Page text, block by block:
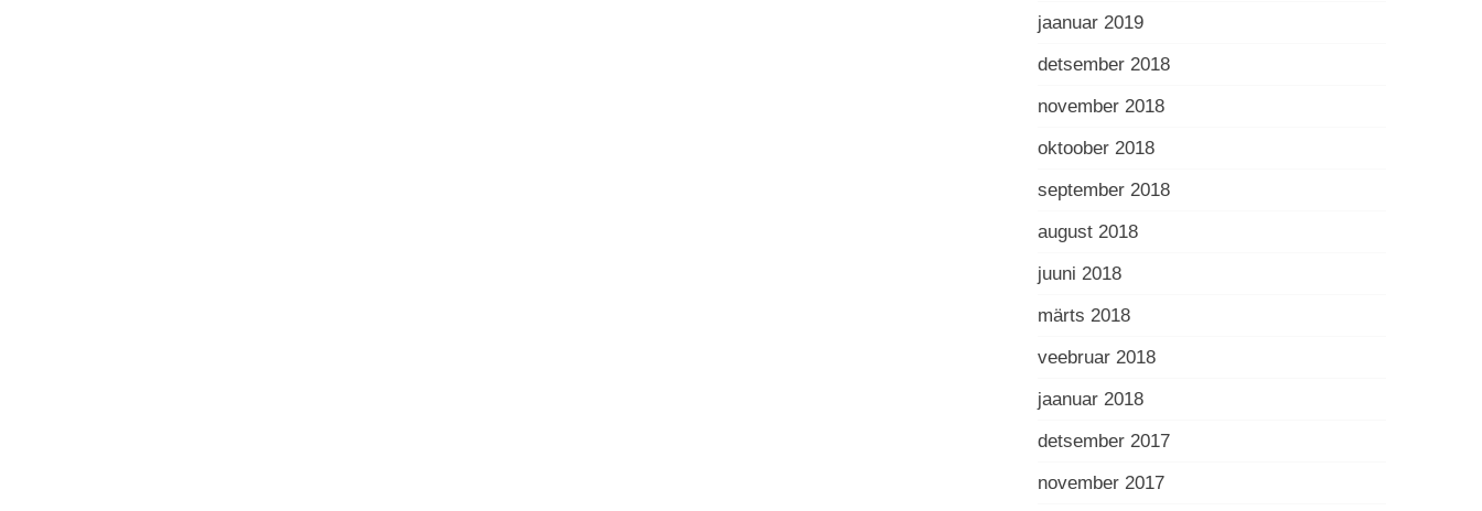
jaanuar 2019
detsember 2018
november 2018
oktoober 2018
september 2018
august 2018
juuni 2018
märts 2018
veebruar 2018
jaanuar 2018
detsember 2017
november 2017